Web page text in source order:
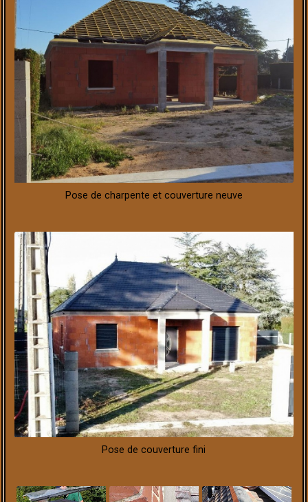
Pose de charpente et couverture neuve
Pose de couverture fini